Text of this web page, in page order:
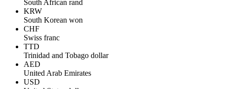
South African rand
KRW
South Korean won
CHF
Swiss franc
TTD
Trinidad and Tobago dollar
AED
United Arab Emirates
USD